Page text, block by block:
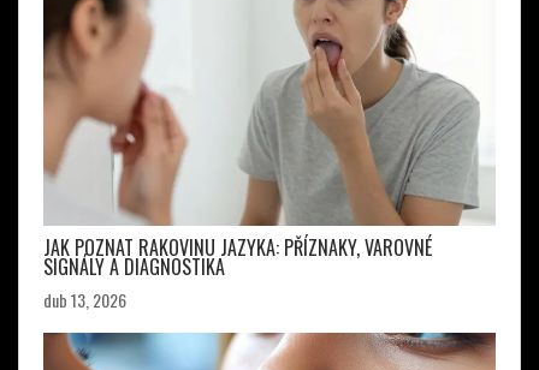
JAK POZNAT RAKOVINU JAZYKA: PŘÍZNAKY, VAROVNÉ
SIGNÁLY A DIAGNOSTIKA
dub 13, 2026